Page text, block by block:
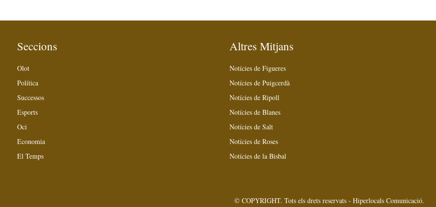
Seccions
Olot
Política
Successos
Esports
Oci
Economia
El Temps
Altres Mitjans
Notícies de Figueres
Notícies de Puigcerdà
Notícies de Ripoll
Notícies de Blanes
Notícies de Salt
Notícies de Roses
Notícies de la Bisbal
© COPYRIGHT. Tots els drets reservats - Hiperlocals Comunicació.